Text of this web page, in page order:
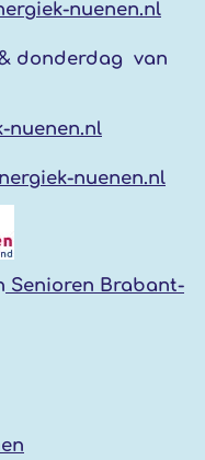
nuenen.nl
donderdag van
nuenen.nl
nuenen.nl
Senioren Brabant-